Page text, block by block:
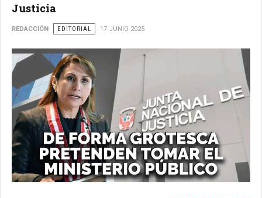
Justicia
REDACCIÓN EDITORIAL 17 JUNIO 2025